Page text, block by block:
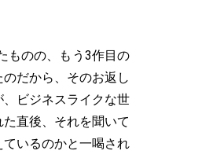
ものの、もう3作目の
だから、そのお返し
ビジネスライクな世
直後、それを聞いて
いるのかと一喝され